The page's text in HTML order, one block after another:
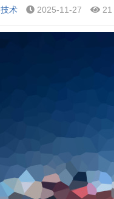
术 2025-11-27 21